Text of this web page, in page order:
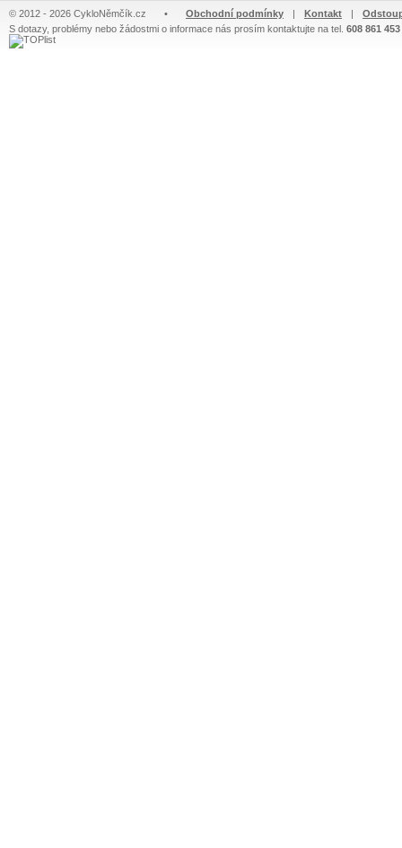
© 2012 - 2026 CykloNěmčík.cz • Obchodní podmínky | Kontakt |
S dotazy, problémy nebo žádostmi o informace nás prosím kontaktujte na tel. 608 861 453